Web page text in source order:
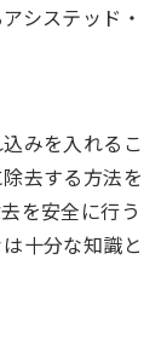
システッド・
みを入れるこ
去する方法を
を安全に行う
十分な知識と